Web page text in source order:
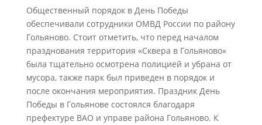
Общественный порядок в День Победы
обеспечивали сотрудники ОМВД России по району
Гольяново. Стоит отметить, что перед началом
празднования территория «Сквера в Гольяново»
была тщательно осмотрена полицией и убрана от
мусора, также парк был приведен в порядок и
после окончания мероприятия. Праздник День
Победы в Гольянове состоялся благодаря
префектуре ВАО и управе района Гольяново. К